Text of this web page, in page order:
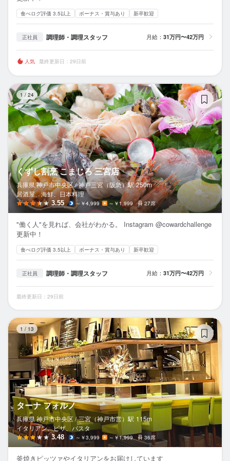
食べログ評価 3.5以上 ボーナス・賞与あり 新卒歓迎
正社員 調理師・調理スタッフ 月給： 31万円〜42万円
人気 最終更新日：29日前
1 / 24
くずし割烹 こまじろ 三宮店
兵庫県 神戸市中央区 / 神戸三宮（阪急）駅 250m
居酒屋、海鮮、日本料理
3.55 ～￥4,999 ～￥1,999 27席
"働く人"を見れば、会社がわかる。 Instagram @cowardchallenge
更新中！
食べログ評価 3.5以上 ボーナス・賞与あり 新卒歓迎
正社員 調理師・調理スタッフ 月給： 31万円〜42万円
最終更新日：29日前
1 / 13
ターナ フォルノ
兵庫県 神戸市中央区 / 三宮（神戸市営） 駅 115m
イタリアン、ピザ、パスタ
3.48 ～￥3,999 ～￥1,999 36席
釜焼きピッツァやイタリアンをお届けしています